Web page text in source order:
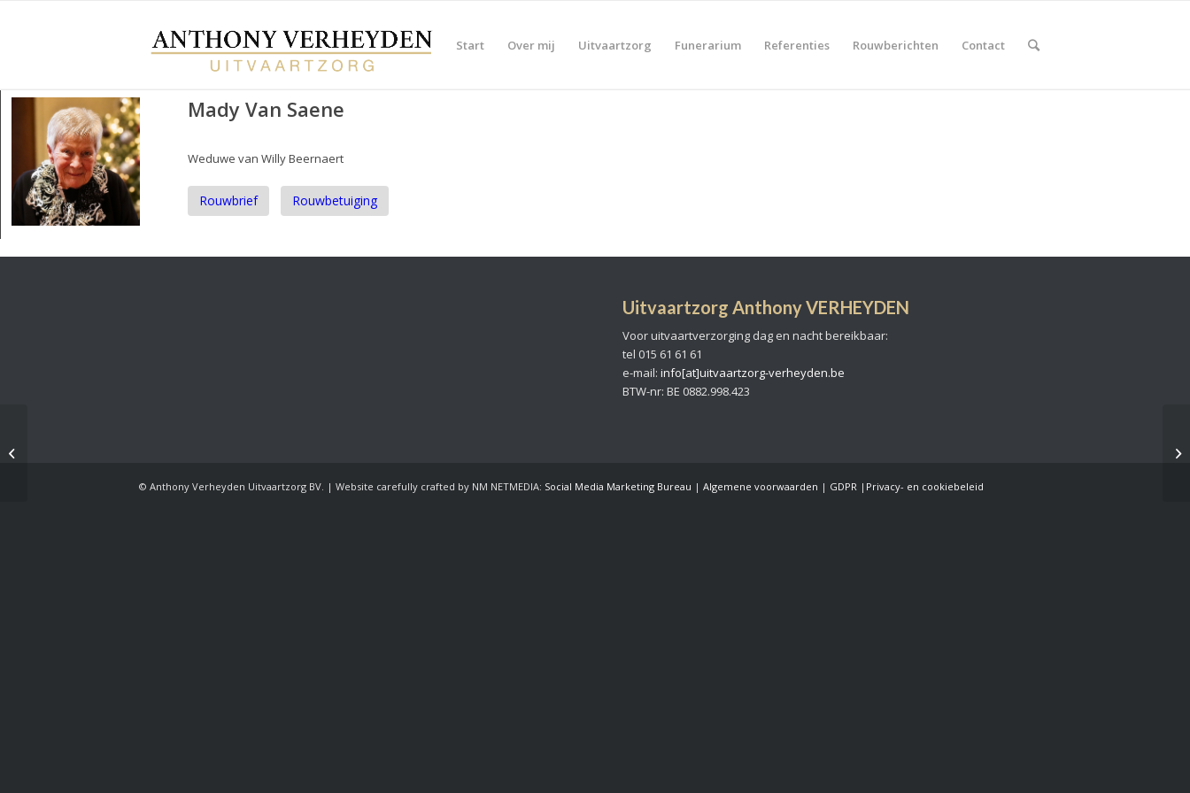
Start Over mij Uitvaartzorg Funerarium Referenties Rouwberichten Contact
Mady Van Saene
Weduwe van Willy Beernaert
Rouwbrief Rouwbetuiging
Uitvaartzorg Anthony VERHEYDEN
Voor uitvaartverzorging dag en nacht bereikbaar:
tel 015 61 61 61
e-mail: info[at]uitvaartzorg-verheyden.be
BTW-nr: BE 0882.998.423
© Anthony Verheyden Uitvaartzorg BV. | Website carefully crafted by NM NETMEDIA: Social Media Marketing Bureau | Algemene voorwaarden | GDPR | Privacy- en cookiebeleid